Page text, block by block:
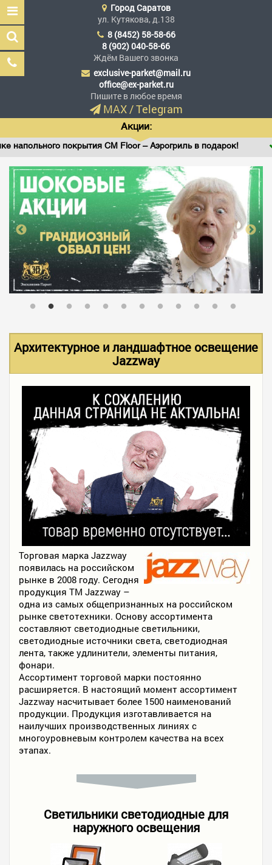
Эксклюзив Паркет
Мы сделали эксклюзив
доступным
ГЛАВНАЯ
АССОРТИМЕНТ
В НАЛИЧИИ
АКЦИИ
ФОТО РАБОТ
ПОЛЕЗНОЕ
ГородСаратов
ул. Кутякова, д.138
8 (8452) 58-58-66
8 (902) 040-58-66
Ждём Вашего звонка
exclusive-parket@mail.ru
office@ex-parket.ru
Пишите в любое время
MAX/Telegram
Акции:
покрытия CM Floor – Аэрогриль в подарок!
Архитектурное и ландшафтное освещение
Jazzway
Торговая марка Jazzway
появилась на российском
рынке в 2008 году. Сегодня
продукция ТМ Jazzway –
одна из самых общепризнанных на российском
рынке светотехники. Основу ассортимента
составляют светодиодные светильники,
светодиодные источники света, светодиодная
лента, также удлинители, элементы питания,
фонари.
Ассортимент торговой марки постоянно
расширяется. В настоящий момент ассортимент
Jazzway насчитывает более 1500 наименований
продукции. Продукция изготавливается на
наилучших производственных линиях с
многоуровневым контролем качества на всех
этапах.
Светильники светодиодные для
наружного освещения